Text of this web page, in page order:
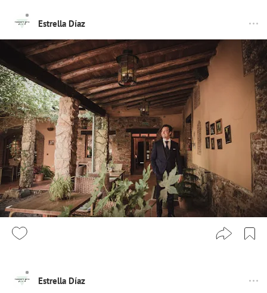
Estrella Díaz
Estrella Díaz